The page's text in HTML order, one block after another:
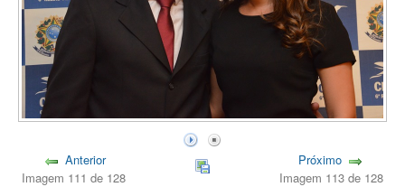
Anterior
Imagem 111 de 128
Próximo
Imagem 113 de 128